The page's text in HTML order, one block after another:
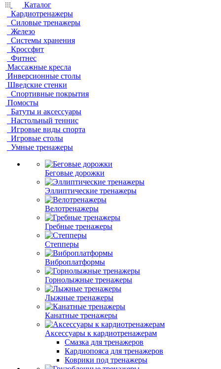
Каталог
Кардиотренажеры
Силовые тренажеры
Железо
Системы хранения
Кроссфит
Фитнес
Массажные кресла
Инверсионные столы
Шведские стенки
Спортивные покрытия
Помосты
Батуты и аксессуары
Настольный теннис
Игровые виды спорта
Игровые столы
Умные тренажеры
Беговые дорожки
Эллиптические тренажеры
Велотренажеры
Гребные тренажеры
Степперы
Виброплатформы
Горнолыжные тренажеры
Лыжные тренажеры
Канатные тренажеры
Аксессуары к кардиотренажерам
Смазка для тренажеров
Кардиопояса для тренажеров
Коврики под тренажеры